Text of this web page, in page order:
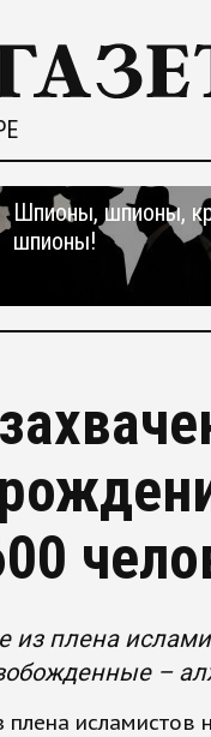
Шпионы, шпионы,
шпионы!
из плена
–
исламистов